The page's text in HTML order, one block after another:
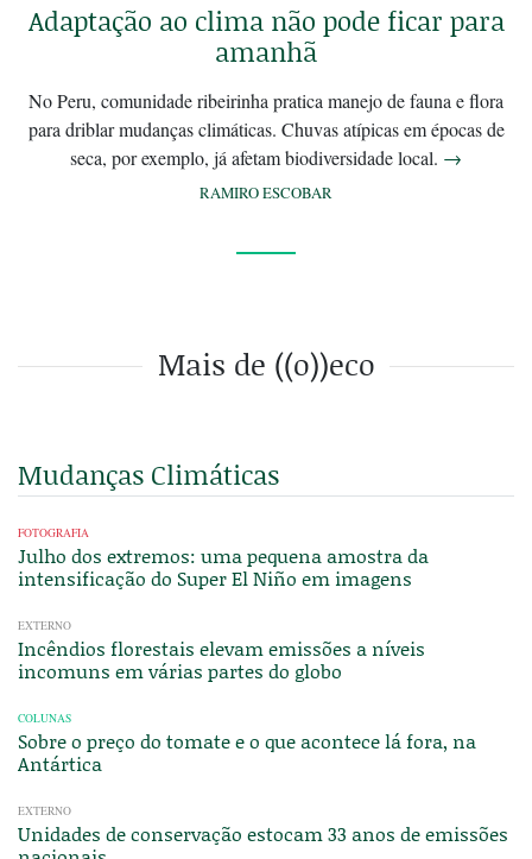
Adaptação ao clima não pode ficar para
amanhã
No Peru, comunidade ribeirinha pratica manejo de fauna e flora
para driblar mudanças climáticas. Chuvas atípicas em épocas de
seca, por exemplo, já afetam biodiversidade local. →
RAMIRO ESCOBAR
Mais de ((o))eco
Mudanças Climáticas
FOTOGRAFIA
Julho dos extremos: uma pequena amostra da
intensificação do Super El Niño em imagens
EXTERNO
Incêndios florestais elevam emissões a níveis
incomuns em várias partes do globo
COLUNAS
Sobre o preço do tomate e o que acontece lá fora, na
Antártica
EXTERNO
Unidades de conservação estocam 33 anos de emissões